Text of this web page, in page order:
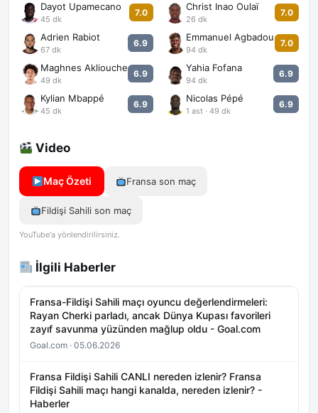
Dayot Upamecano
45 dk
7.0
Adrien Rabiot
67 dk
6.9
Maghnes Akliouche
49 dk
6.9
Kylian Mbappé
45 dk
6.9
Christ Inao Oulaï
26 dk
7.0
Emmanuel Agbadou
94 dk
7.0
Yahia Fofana
94 dk
6.9
Nicolas Pépé
1 ast · 49 dk
6.9
Video
Maç Özeti Fransa son maç
Fildişi Sahili son maç
YouTube'a yönlendirilirsiniz.
İlgili Haberler
Fransa-Fildişi Sahili maçı oyuncu değerlendirmeleri:
Rayan Cherki parladı, ancak Dünya Kupası favorileri
zayıf savunma yüzünden mağlup oldu - Goal.com
Goal.com · 05.06.2026
Fransa Fildişi Sahili CANLI nereden izlenir? Fransa
Fildişi Sahili maçı hangi kanalda, nereden izlenir? -
Haberler